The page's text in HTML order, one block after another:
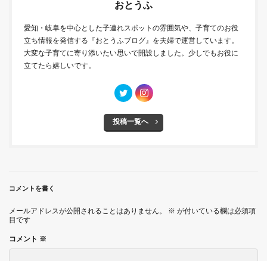
おとうふ
愛知・岐阜を中心とした子連れスポットの雰囲気や、子育てのお役
立ち情報を発信する『おとうふブログ』を夫婦で運営しています。
大変な子育てに寄り添いたい思いで開設しました。少しでもお役に
立てたら嬉しいです。
投稿一覧へ
コメントを書く
メールアドレスが公開されることはありません。 ※ が付いている欄は必須項
目です
コメント ※